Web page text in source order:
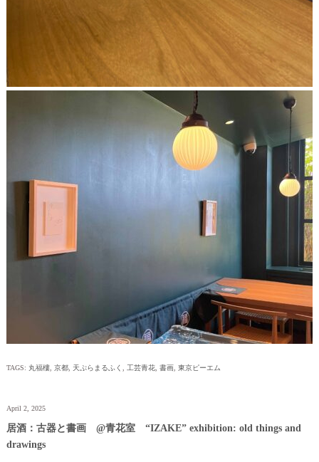
TAGS: 丸福樓 京都 天ぷらまるふく 工芸青花 書画 東京ピーエム
April 2, 2025
居酒：古器と書画 @青花室 “IZAKE” exhibition: old things and
drawings